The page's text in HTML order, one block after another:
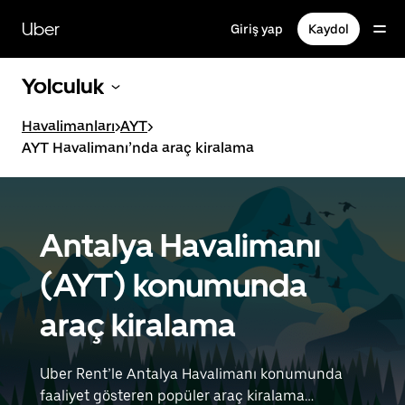
içeriğe
gidinUber Giriş yap Kaydol
Yolculuk
Havalimanları>AYT>
AYT Havalimanı’nda araç kiralama
Antalya Havalimanı
(AYT) konumunda
araç kiralama
Uber Rent’le Antalya Havalimanı konumunda
faaliyet gösteren popüler araç kiralama